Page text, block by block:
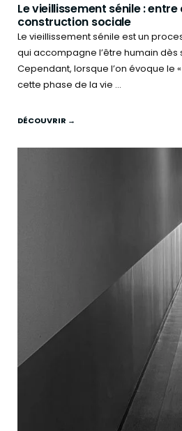
Le vieillissement sénile :
construction sociale
Le vieillissement sénile est un
qui accompagne l’être humain dès
Cependant, lorsque l’on évoque le
cette phase de la vie ...
DÉCOUVRIR →